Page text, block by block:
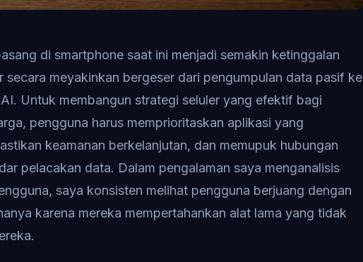
di smartphone saat ini menjadi semakin ketinggalan
secara meyakinkan bergeser dari pengumpulan data pasif ke
Untuk membangun strategi seluler yang efektif bagi
pengguna harus memprioritaskan aplikasi yang
keamanan berkelanjutan, dan memupuk hubungan
pelacakan data. Dalam pengalaman saya menganalisis
saya konsisten melihat pengguna berjuang dengan
karena mereka mempertahankan alat lama yang tidak